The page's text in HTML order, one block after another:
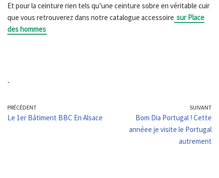
Et pour la ceinture rien tels qu’une ceinture sobre en véritable cuir
que vous retrouverez dans notre catalogue accessoire sur Place
des hommes
-
PRÉCÉDENT
Le 1er Bâtiment BBC En Alsace
SUIVANT
Bom Dia Portugal ! Cette
annéee je visite le Portugal
autrement